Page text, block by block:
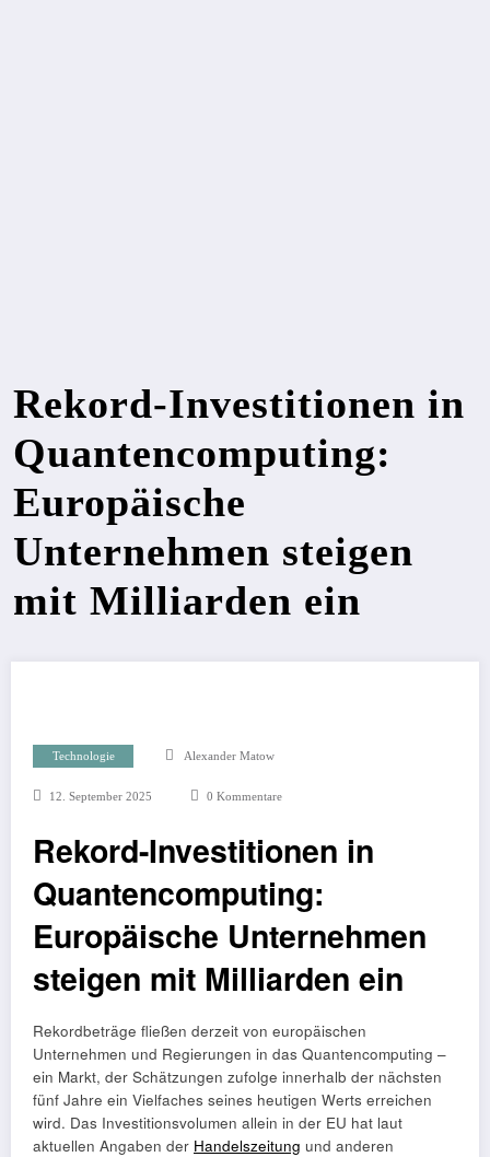
Rekord-Investitionen in
Quantencomputing:
Europäische
Unternehmen steigen
mit Milliarden ein
Technologie Alexander Matow
12. September 2025 0 Kommentare
Rekord-Investitionen in
Quantencomputing:
Europäische Unternehmen
steigen mit Milliarden ein
Rekordbeträge fließen derzeit von europäischen
Unternehmen und Regierungen in das Quantencomputing –
ein Markt, der Schätzungen zufolge innerhalb der nächsten
fünf Jahre ein Vielfaches seines heutigen Werts erreichen
wird. Das Investitionsvolumen allein in der EU hat laut
aktuellen Angaben der Handelszeitung und anderen